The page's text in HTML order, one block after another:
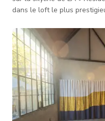
dans le loft le plus
une vue panoramique à
ville jusqu'au panneau
Monica. (Meilleure vue de
ambiance plus nocturne,
vues les p